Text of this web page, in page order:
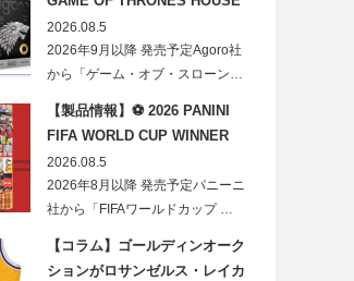
STARK BLIND BOX
2026.08.5
2026年9月以降 発売予定Agoro社
から「ゲーム・オブ・スローン…
【製品情報】⚽ 2026 PANINI
FIFA WORLD CUP WINNER
STICKER POSTER
2026.08.5
2026年8月以降 発売予定パニーニ
社から「FIFAワールドカップ …
【コラム】ゴールディンオーク
ションがロサンゼルス・レイカ